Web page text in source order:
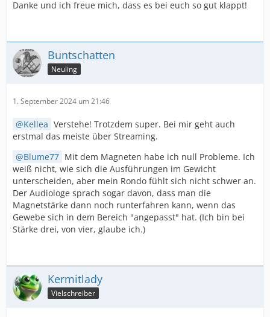
Danke und ich freue mich, dass es bei euch so gut klappt!
Buntschatten
Neuling
1. September 2024 um 21:46
Kellea Verstehe! Trotzdem super. Bei mir geht auch
erstmal das meiste über Streaming.
Blume77 Mit dem Magneten habe ich null Probleme. Ich
weiß nicht, wie sich die Ausführungen im Gewicht
unterscheiden, aber mein Rondo fühlt sich nicht schwer an.
Der Audiologe sprach sogar davon, dass man die
Magnetstärke dann noch runterfahren kann, wenn das
Gewebe sich in dem Bereich "angepasst" hat. (Ich bin bei
Stärke drei, von vier, glaube ich.)
Kermitlady
Vielschreiber